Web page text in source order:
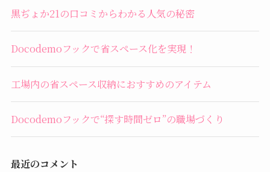
黒ぢょか21の口コミからわかる人気の秘密
Docodemoフックで省スペース化を実現！
工場内の省スペース収納におすすめのアイテム
Docodemoフックで“探す時間ゼロ”の職場づくり
最近のコメント